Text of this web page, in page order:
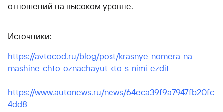
отношений на высоком уровне.
Источники:
https://avtocod.ru/blog/post/krasnye-nomera-na-
mashine-chto-oznachayut-kto-s-nimi-ezdit
https://www.autonews.ru/news/64eca39f9a7947fb20fc
4dd8